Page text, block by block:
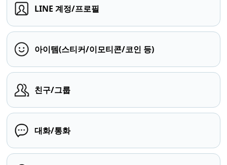
LINE 계정/프로필
아이템(스티커/이모티콘/코인 등)
친구/그룹
대화/통화